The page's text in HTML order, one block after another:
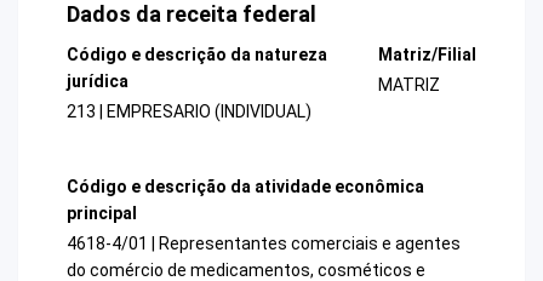
Dados da receita federal
Código e descrição da natureza
jurídica
213 | EMPRESARIO (INDIVIDUAL)
Matriz/Filial
MATRIZ
Código e descrição da atividade econômica
principal
4618-4/01 | Representantes comerciais e agentes
do comércio de medicamentos, cosméticos e